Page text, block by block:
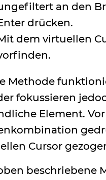
an den
drücken.
dem virtuellen
Methode
fokussieren
Element.
Cursor
beschriebene